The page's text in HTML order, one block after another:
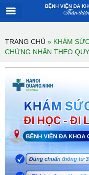
BỆNH VIỆN ĐA
TRANG CHỦ » KHÁM
CHỨNG NHẬN THEO